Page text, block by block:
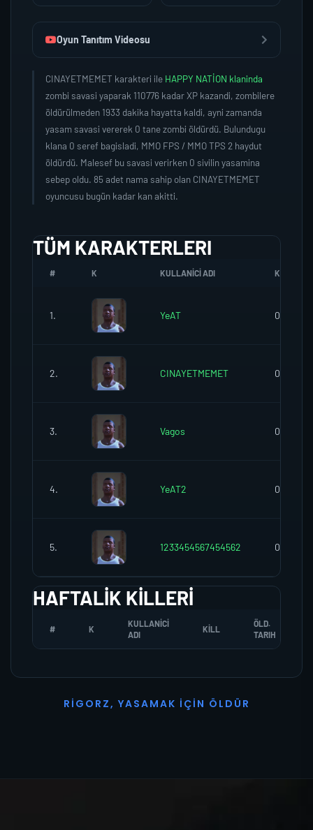
Oyun Tanıtım Videosu
CINAYETMEMET karakteri ile HAPPY NATİON klaninda
zombi savasi yaparak 110776 kadar XP kazandi, zombilere
öldürülmeden 1933 dakika hayatta kaldi, ayni zamanda
yasam savasi vererek 0 tane zombi öldürdü. Bulundugu
klana 0 seref bagisladi, MMO FPS / MMO TPS 2 haydut
öldürdü. Malesef bu savasi verirken 0 sivilin yasamina
sebep oldu. 85 adet nama sahip olan CINAYETMEMET
oyuncusu bugün kadar kan akitti.
TÜM KARAKTERLERI
# K KULLANICI ADI K.SEREFI
1. YeAT 0
2. CINAYETMEMET 0
3. Vagos 0
4. YeAT2 0
5. 1233454567454562 0
HAFTALIK KILLERI
# K
KULLANICI
ADI
KILL
ÖLD.
TARIH
R I G O R Z, YASAMAK İ ÇI N Ö L D Ü R